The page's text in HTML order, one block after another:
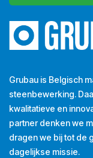
Grubau is Belgisch
steenbewerking.
kwalitatieve en
partner denken we
dragen we bij tot de
dagelijkse missie.